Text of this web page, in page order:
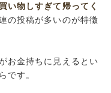
買い物しすぎて帰ってく
の投稿が多いのが特徴
お金持ちに見えるとい
です。